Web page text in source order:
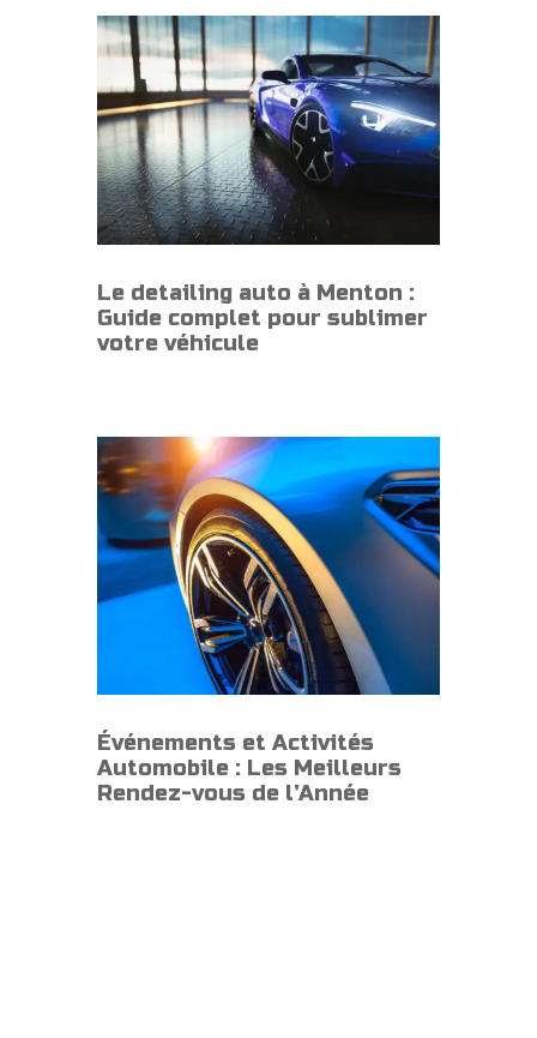
Le detailing auto à Menton :
Guide complet pour sublimer
votre véhicule
Événements et Activités
Automobile : Les Meilleurs
Rendez-vous de l’Année